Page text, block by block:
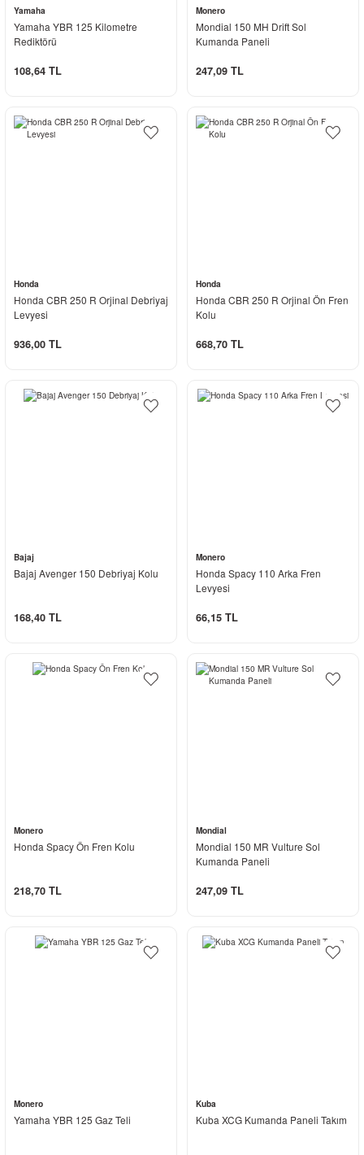
Yamaha
Yamaha YBR 125 Kilometre
Rediktörü
108,64 TL
Monero
Mondial 150 MH Drift Sol
Kumanda Paneli
247,09 TL
Honda
Honda CBR 250 R Orjinal Debriyaj
Levyesi
936,00 TL
Honda
Honda CBR 250 R Orjinal Ön Fren
Kolu
668,70 TL
Bajaj
Bajaj Avenger 150 Debriyaj Kolu
168,40 TL
Monero
Honda Spacy 110 Arka Fren
Levyesi
66,15 TL
Monero
Honda Spacy Ön Fren Kolu
218,70 TL
Mondial
Mondial 150 MR Vulture Sol
Kumanda Paneli
247,09 TL
Monero
Yamaha YBR 125 Gaz Teli
Kuba
Kuba XCG Kumanda Paneli Takım